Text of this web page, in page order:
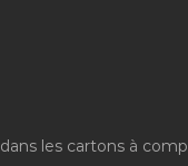
dans les cartons à